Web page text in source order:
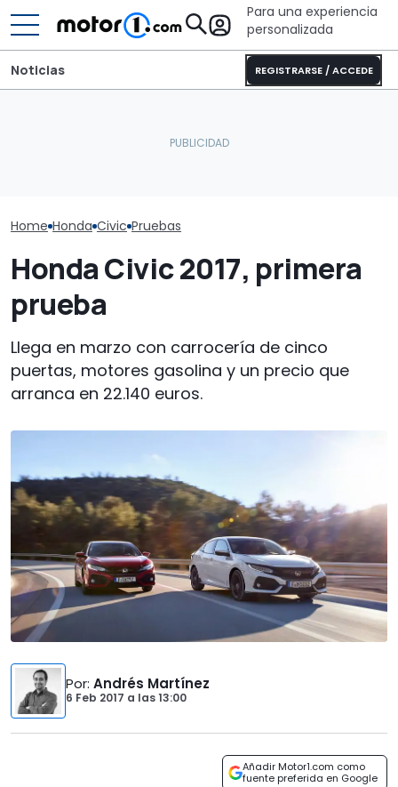
Para una experiencia
personalizada
REGISTRARSE / ACCEDE
Noticias
Home Honda Civic Pruebas
Honda Civic 2017, primera
prueba
Llega en marzo con carrocería de cinco
puertas, motores gasolina y un precio que
arranca en 22.140 euros.
Por: Andrés Martínez
6 Feb 2017 a las13:00
Añadir Motor1.com como
fuente preferida en Google